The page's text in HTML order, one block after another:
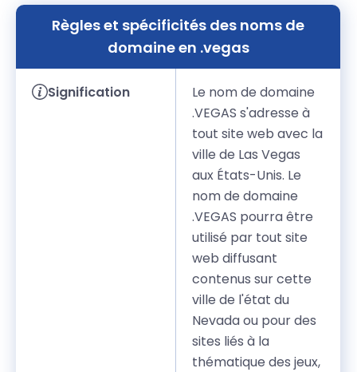
Règles et spécificités des noms de
domaine en .vegas
Signification
Le nom de domaine
.VEGAS s'adresse à
tout site web avec la
ville de Las Vegas
aux États-Unis. Le
nom de domaine
.VEGAS pourra être
utilisé par tout site
web diffusant
contenus sur cette
ville de l'état du
Nevada ou pour des
sites liés à la
thématique des jeux,